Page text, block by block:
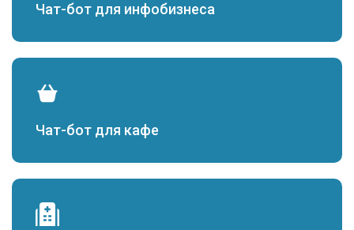
Чат-бот для инфобизнеса
Чат-бот для кафе